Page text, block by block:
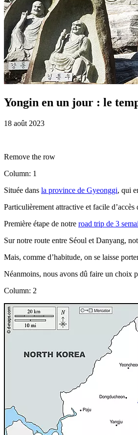
Yongin en un jour : le
18 août 2023
Remove the row
Column: 1
Située dans la province de Gyeonggi, qui
Particulièrement attractive et facile
Première étape de notre road trip de 3
Sur notre route entre Séoul et Danyang,
Mais, comme d’habitude, on se laisse
Néanmoins, nous avons dû faire un choix
Column: 2